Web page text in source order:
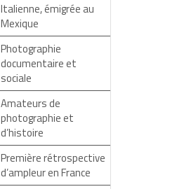
Italienne, émigrée au
Mexique
Photographie
documentaire et
sociale
Amateurs de
photographie et
d’histoire
Première rétrospective
d’ampleur en France